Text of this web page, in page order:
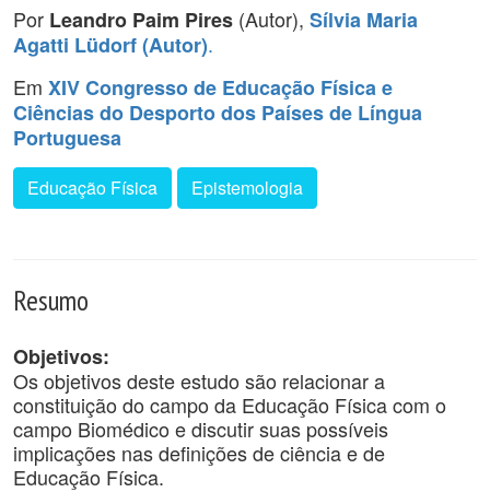
Por Leandro Paim Pires (Autor), Sílvia Maria
Agatti Lüdorf (Autor).
Em XIV Congresso de Educação Física e
Ciências do Desporto dos Países de Língua
Portuguesa
Educação Física Epistemologia
Resumo
Objetivos:
Os objetivos deste estudo são relacionar a
constituição do campo da Educação Física com o
campo Biomédico e discutir suas possíveis
implicações nas definições de ciência e de
Educação Física.